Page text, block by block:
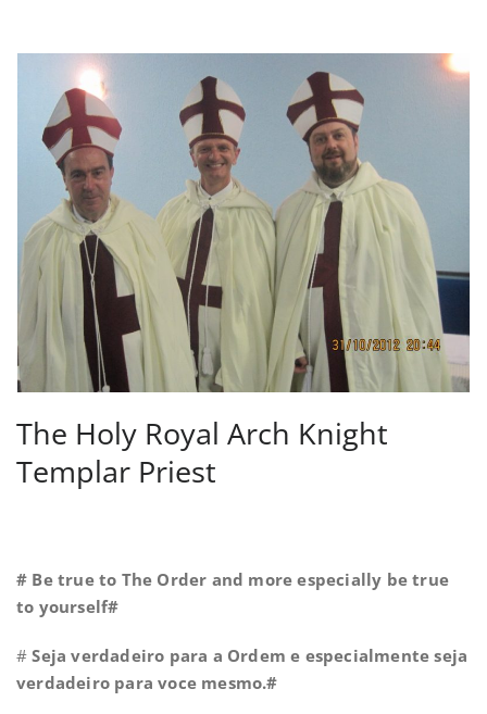
The Holy Royal Arch Knight
Templar Priest
# Be true to The Order and more especially be true
to yourself#
# Seja verdadeiro para a Ordem e especialmente seja
verdadeiro para voce mesmo.#